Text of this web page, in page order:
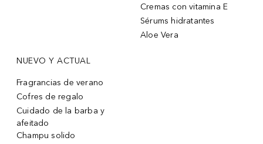
Cremas con vitamina E
Sérums hidratantes
Aloe Vera
NUEVO Y ACTUAL
Fragrancias de verano
Cofres de regalo
Cuidado de la barba y
afeitado
Champu solido